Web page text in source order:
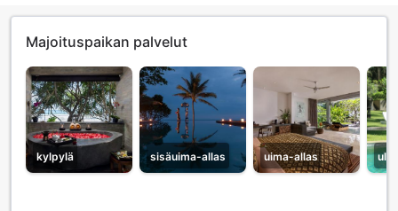
Majoituspaikan palvelut
kylpylä sisäuima-allas uima-allas